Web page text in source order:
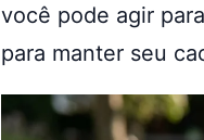
você pode agir
para manter seu